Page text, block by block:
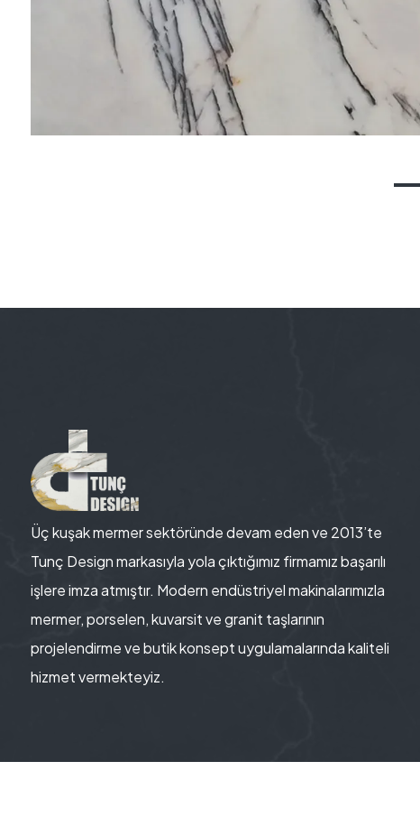
Üç kuşak mermer sektöründe devam eden ve 2013’te
Tunç Design markasıyla yola çıktığımız firmamız başarılı
işlere imza atmıştır. Modern endüstriyel makinalarımızla
mermer, porselen, kuvarsit ve granit taşlarının
projelendirme ve butik konsept uygulamalarında kaliteli
hizmet vermekteyiz.